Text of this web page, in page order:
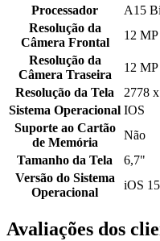
Processador
A15
Resolução da
Câmera Frontal
12 MP
Resolução da
Câmera Traseira
12 MP
Resolução da Tela
2778
Sistema Operacional IOS
Suporte ao Cartão
de Memória
Não
Tamanho da Tela
6,7"
Versão do Sistema
Operacional
iOS 15
Avaliações dos